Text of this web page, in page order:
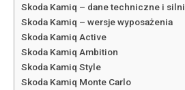
Skoda Kamiq – dane techniczne i
Skoda Kamiq – wersje wyposażenia
Skoda Kamiq Active
Skoda Kamiq Ambition
Skoda Kamiq Style
Skoda Kamiq Monte Carlo